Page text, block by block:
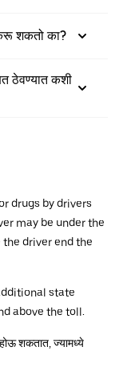
शकतो का?
ठेवण्यात कशी
drugs by drivers
may be under the
driver end the
state
above the toll.
शकतात, ज्यामध्ये